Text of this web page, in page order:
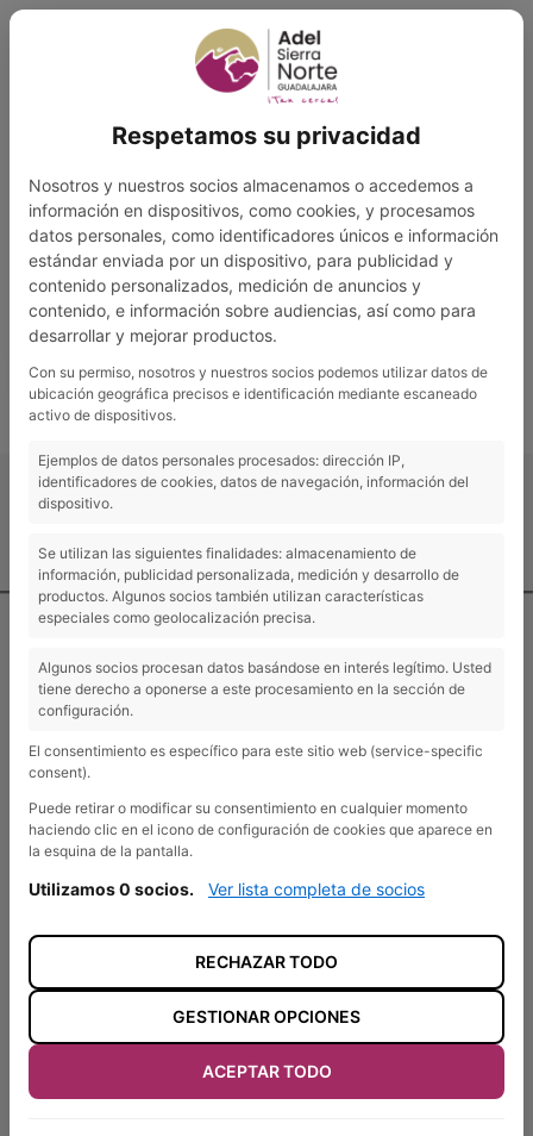
Ir
Procedimiento
Interno de Gestión
- SEFYCU
DESCARGAR VISTA PREVIA
Contacto y localización
ADEL Sierra Norte
19250 Sigüenza, Guadalajara
adel@adelsierranorte.org
Respetamos su privacidad
Nosotros y nuestros socios almacenamos o accedemos a
información en dispositivos, como cookies, y procesamos
datos personales, como identificadores únicos e información
estándar enviada por un dispositivo, para publicidad y
contenido personalizados, medición de anuncios y
contenido, e información sobre audiencias, así como para
desarrollar y mejorar productos.
Con su permiso, nosotros y nuestros socios podemos utilizar datos de
ubicación geográfica precisos e identificación mediante escaneado
activo de dispositivos.
Ejemplos de datos personales procesados: dirección IP,
identificadores de cookies, datos de navegación, información del
dispositivo.
Se utilizan las siguientes finalidades: almacenamiento de
información, publicidad personalizada, medición y desarrollo de
productos. Algunos socios también utilizan características
especiales como geolocalización precisa.
Algunos socios procesan datos basándose en interés legítimo. Usted
tiene derecho a oponerse a este procesamiento en la sección de
configuración.
El consentimiento es específico para este sitio web (service-specific
consent).
Puede retirar o modificar su consentimiento en cualquier momento
haciendo clic en el icono de configuración de cookies que aparece en
la esquina de la pantalla.
Utilizamos 0 socios. Ver lista completa de socios
RECHAZAR TODO
GESTIONAR OPCIONES
ACEPTAR TODO